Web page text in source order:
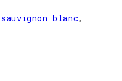
sauvignon blanc,